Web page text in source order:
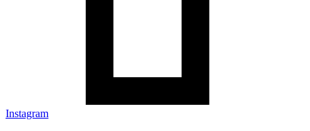
Instagram